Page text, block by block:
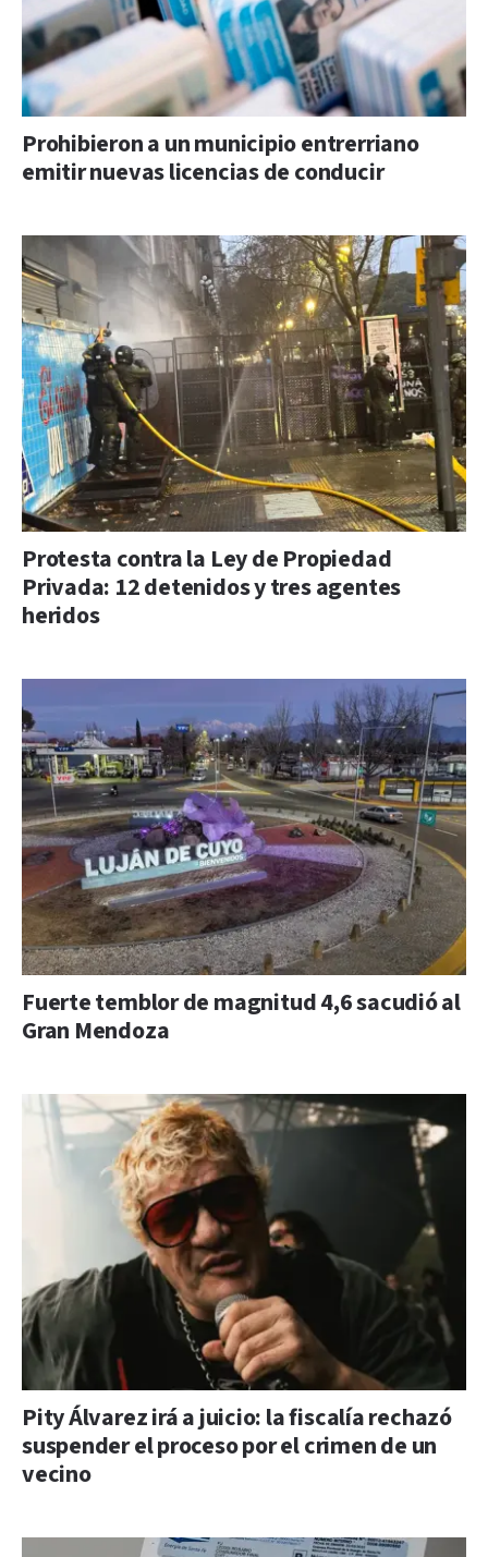
Prohibieron a un municipio entrerriano
emitir nuevas licencias de conducir
Protesta contra la Ley de Propiedad
Privada: 12 detenidos y tres agentes
heridos
Fuerte temblor de magnitud 4,6 sacudió al
Gran Mendoza
Pity Álvarez irá a juicio: la fiscalía rechazó
suspender el proceso por el crimen de un
vecino